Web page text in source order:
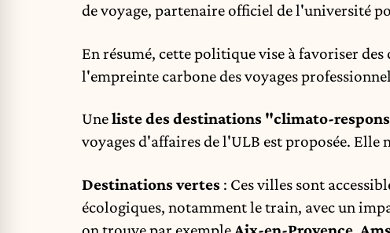
de voyage, partenaire officiel de l'université
En résumé, cette politique vise à favoriser
l'empreinte carbone des voyages
Uneliste des destinations "climato-
voyages d'affaires de l'ULB est proposée. Elle
Destinations vertes : Ces villes sont
écologiques, notamment le train, avec un